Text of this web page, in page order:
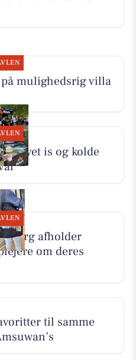
mulighedsrig villa
is og kolde
afholder
om deres
til samme